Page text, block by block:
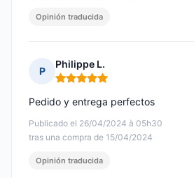
Opinión traducida
P
Philippe L.
Nota: 5 de 5
Publicado el 26/04/2024 à 05h30
tras una compra de 15/04/2024
Pedido y entrega perfectos
Opinión traducida